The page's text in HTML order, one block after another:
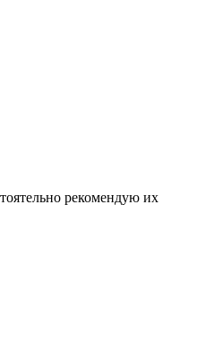
рекомендую их